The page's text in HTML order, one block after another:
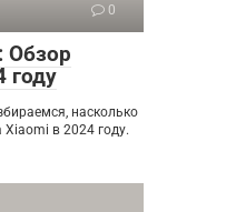
0
Обзор
году
насколько
в 2024 году.